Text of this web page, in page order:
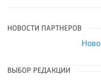
НОВОСТИ ПАРТНЕРОВ
ВЫБОР РЕДАКЦИИ